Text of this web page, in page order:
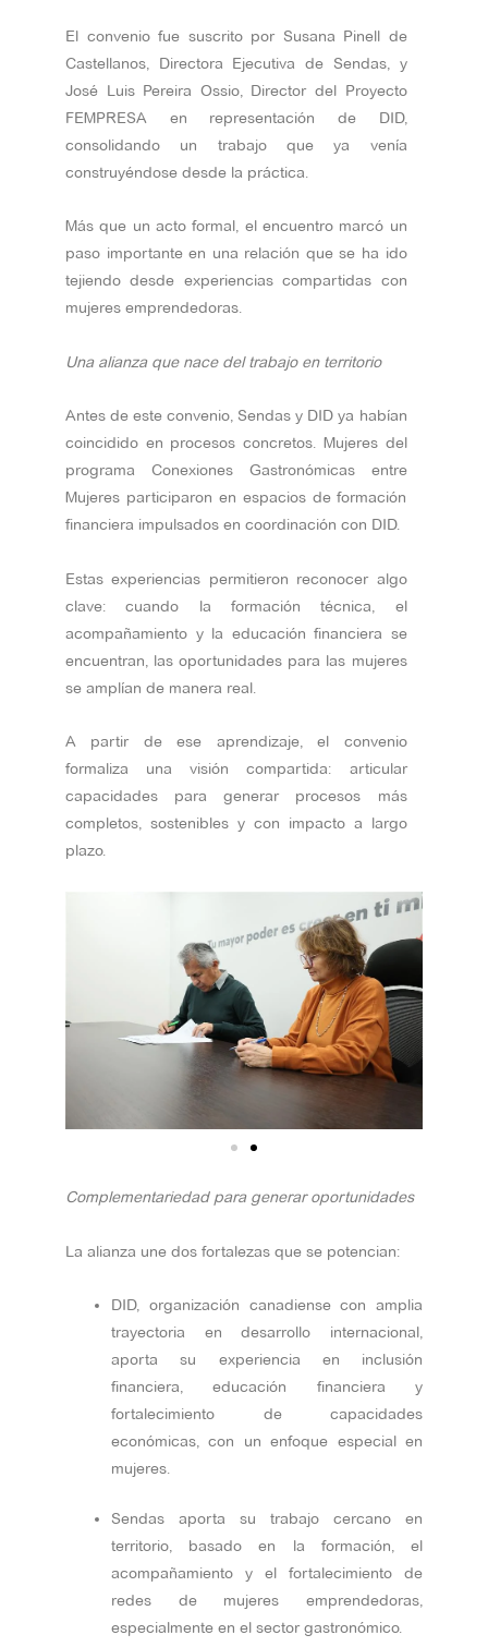
El convenio fue suscrito por Susana Pinell de
Castellanos, Directora Ejecutiva de Sendas, y
José Luis Pereira Ossio, Director del Proyecto
FEMPRESA en representación de DID,
consolidando un trabajo que ya venía
construyéndose desde la práctica.
Más que un acto formal, el encuentro marcó un
paso importante en una relación que se ha ido
tejiendo desde experiencias compartidas con
mujeres emprendedoras.
Una alianza que nace del trabajo en territorio
Antes de este convenio, Sendas y DID ya habían
coincidido en procesos concretos. Mujeres del
programa Conexiones Gastronómicas entre
Mujeres participaron en espacios de formación
financiera impulsados en coordinación con DID.
Estas experiencias permitieron reconocer algo
clave: cuando la formación técnica, el
acompañamiento y la educación financiera se
encuentran, las oportunidades para las mujeres
se amplían de manera real.
A partir de ese aprendizaje, el convenio
formaliza una visión compartida: articular
capacidades para generar procesos más
completos, sostenibles y con impacto a largo
plazo.
Complementariedad para generar oportunidades
La alianza une dos fortalezas que se potencian:
DID, organización canadiense con amplia
trayectoria en desarrollo internacional,
aporta su experiencia en inclusión
financiera, educación financiera y
fortalecimiento de capacidades
económicas, con un enfoque especial en
mujeres.
Sendas aporta su trabajo cercano en
territorio, basado en la formación, el
acompañamiento y el fortalecimiento de
redes de mujeres emprendedoras,
especialmente en el sector gastronómico.